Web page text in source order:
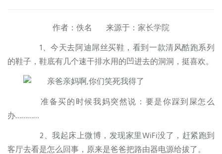
作者：佚名 来源于： 家长学院
1、今天去阿迪屌丝买鞋，看到一款清风酷跑系列
的鞋子，鞋底有几个速干排水用的凹进去的洞洞，挺喜欢。
准备买的时候我妈突然说：要是你踩到屎怎么
办…………
2、我起床上微博，发现家里WiFi没了，赶紧跑到
客厅去看是怎么回事，原来是爸爸把路由器电源给拔了。